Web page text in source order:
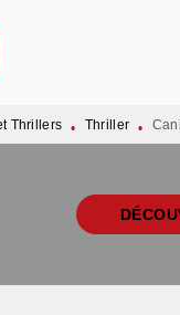
Thrillers • Thriller •